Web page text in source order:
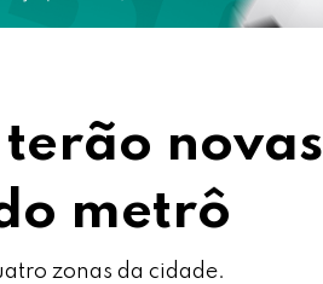
terão novas
metrô
zonas da cidade.